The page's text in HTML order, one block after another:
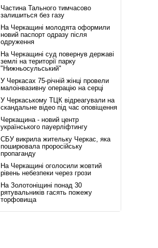
Частина Тального тимчасово
залишиться без газу
На Черкащині молодята оформили
новий паспорт одразу після
одруження
На Черкащині суд повернув державі
землі на території парку
"Нижньосульський"
У Черкасах 75-річній жінці провели
малоінвазивну операцію на серці
У Черкаському ТЦК відреагували на
скандальне відео під час оповіщення
Черкащина - новий центр
українського пауерліфтингу
СБУ викрила жительку Черкас, яка
поширювала проросійську
пропаганду
На Черкащині оголосили жовтий
рівень небезпеки через грози
На Золотоніщині понад 30
рятувальників гасять пожежу
торфовища